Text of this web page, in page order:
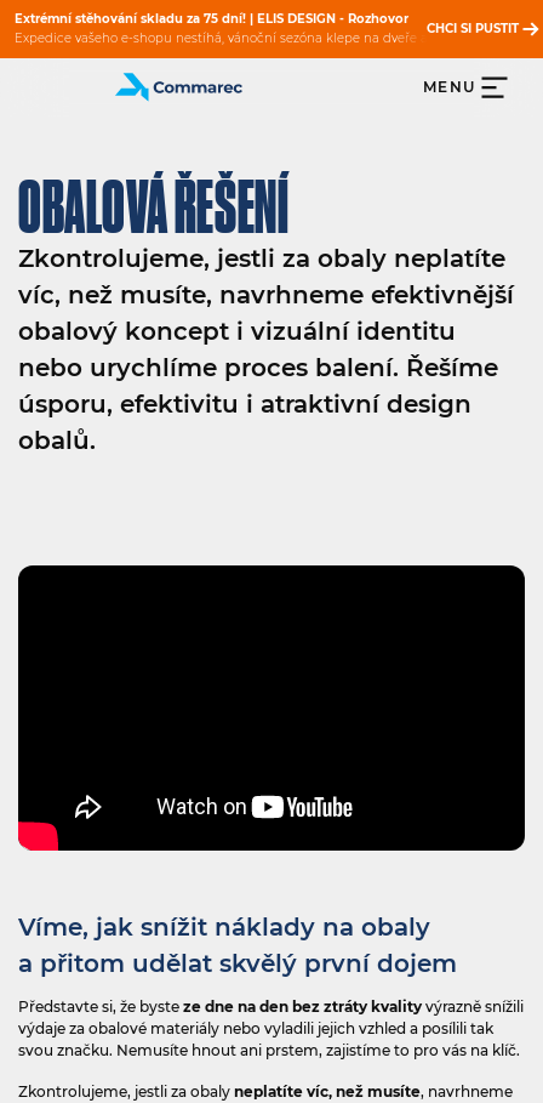
Extrémní stěhování skladu za 75 dní! | ELIS DESIGN - Rozhovor
Expedice vašeho e‍-‍shopu nestíhá, vánoční sezóna klepe na dveře a vy musíte
CHCI SI PUSTIT
Case study z Růžového Slona
V unikátním videu 👉Přestavba skladu za provozu👈 vás vezmeme přímo do centra
TO CHCI VIDĚT
Balicí materiál pro e‍-‍shopy.
Zjistěte, jak odhalit skryté náklady
Extrémní stěhování skladu za 75 dní! | ELIS DESIGN - Rozhovor
Expedice vašeho e‍-‍shopu nestíhá, vánoční sezóna klepe na dveře a vy musíte
CHCI SI PUSTIT
MENU
OBALOVÁ ŘEŠENÍ
Zkontrolujeme, jestli za obaly neplatíte
víc, než musíte, navrhneme efektivnější
obalový koncept i vizuální identitu
nebo urychlíme proces balení. Řešíme
úsporu, efektivitu i atraktivní design
obalů.
Víme, jak snížit náklady na obaly
a přitom udělat skvělý první dojem
Představte si, že byste ze dne na den bez ztráty kvality výrazně snížili
výdaje za obalové materiály nebo vyladili jejich vzhled a posílili tak
svou značku. Nemusíte hnout ani prstem, zajistíme to pro vás na klíč.
Zkontrolujeme, jestli za obaly neplatíte víc, než musíte, navrhneme